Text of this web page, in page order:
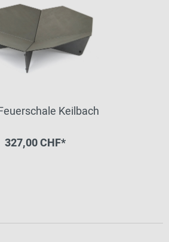
Keilbach
327,00 CHF*